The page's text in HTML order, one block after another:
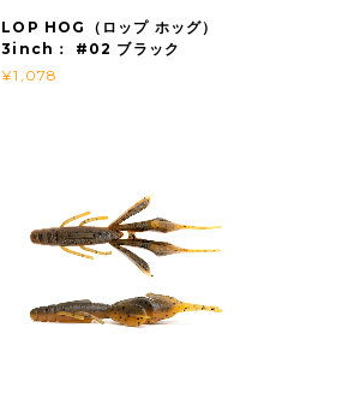
LOP HOG（ロップ ホッグ）
3inch： #02 ブラック
¥1,078